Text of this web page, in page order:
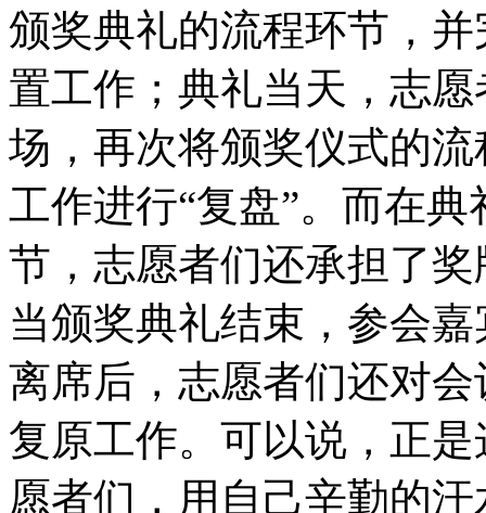
颁奖典礼的流程环节，
置工作；典礼当天，志
场，再次将颁奖仪式的
工作进行“复盘”。而在
节，志愿者们还承担了
当颁奖典礼结束，参会
离席后，志愿者们还对
复原工作。可以说，正
愿者们，用自己辛勤的